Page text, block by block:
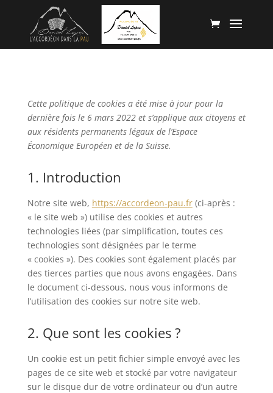
Cette politique de cookies a été mise à jour pour la
dernière fois le 6 mars 2022 et s’applique aux citoyens et
aux résidents permanents légaux de l’Espace
Économique Européen et de la Suisse.
1. Introduction
Notre site web, https://accordeon-pau.fr(ci-après :
« le site web ») utilise des cookies et autres
technologies liées (par simplification, toutes ces
technologies sont désignées par le terme
« cookies »). Des cookies sont également placés par
des tierces parties que nous avons engagées. Dans
le document ci-dessous, nous vous informons de
l’utilisation des cookies sur notre site web.
2. Que sont les cookies ?
Un cookie est un petit fichier simple envoyé avec les
pages de ce site web et stocké par votre navigateur
sur le disque dur de votre ordinateur ou d’un autre